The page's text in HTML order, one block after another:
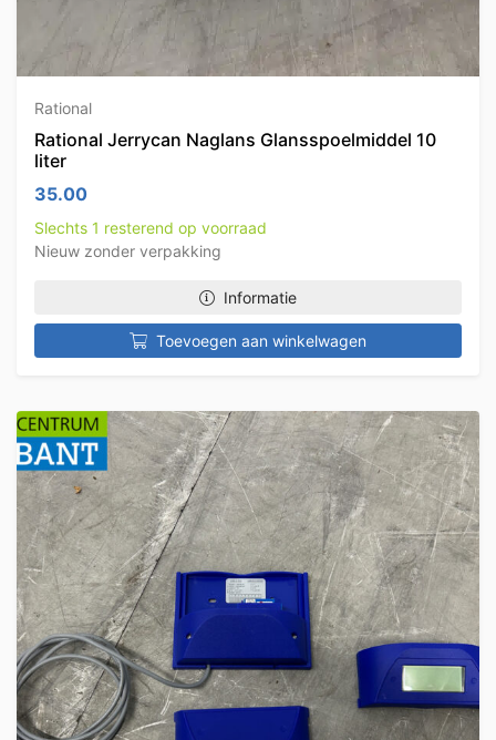
Rational
Rational Jerrycan Naglans Glansspoelmiddel 10
liter
35.00
Slechts 1 resterend op voorraad
Nieuw zonder verpakking
Informatie
Toevoegen aan winkelwagen